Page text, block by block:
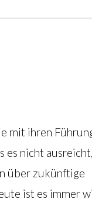
mit ihren
es nicht
über zukünftige
ist es immer